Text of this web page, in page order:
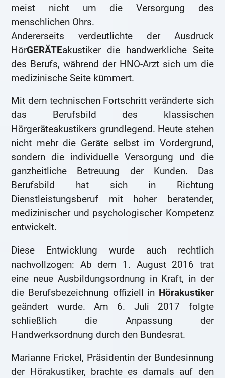
meist nicht um die Versorgung des
menschlichen Ohrs.
Andererseits verdeutlichte der Ausdruck
HörGERÄTEakustiker die handwerkliche Seite
des Berufs, während der HNO-Arzt sich um die
medizinische Seite kümmert.
Mit dem technischen Fortschritt veränderte sich
das Berufsbild des klassischen
Hörgeräteakustikers grundlegend. Heute stehen
nicht mehr die Geräte selbst im Vordergrund,
sondern die individuelle Versorgung und die
ganzheitliche Betreuung der Kunden. Das
Berufsbild hat sich in Richtung
Dienstleistungsberuf mit hoher beratender,
medizinischer und psychologischer Kompetenz
entwickelt.
Diese Entwicklung wurde auch rechtlich
nachvollzogen: Ab dem 1. August 2016 trat
eine neue Ausbildungsordnung in Kraft, in der
die Berufsbezeichnung offiziell in Hörakustiker
geändert wurde. Am 6. Juli 2017 folgte
schließlich die Anpassung der
Handwerksordnung durch den Bundesrat.
Marianne Frickel, Präsidentin der Bundesinnung
der Hörakustiker, brachte es damals auf den